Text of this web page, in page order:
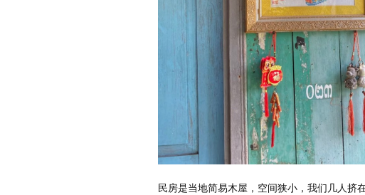
民房是当地简易木屋，空间狭小，我们几人挤